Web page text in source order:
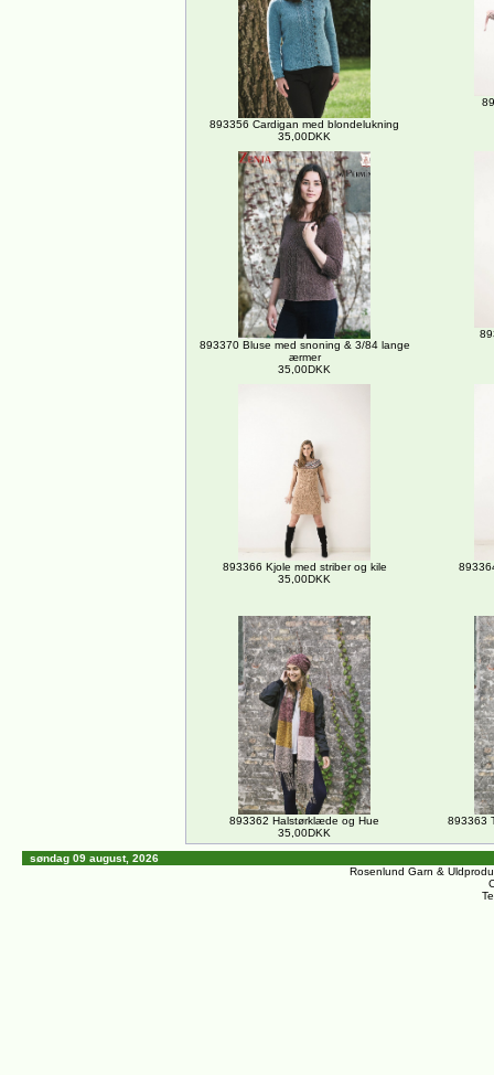
893356 Cardigan med blondelukning
35,00DKK
893370 Bluse med snoning & 3/84 lange
ærmer
35,00DKK
893366 Kjole med striber og kile
35,00DKK
893362 Halstørklæde og Hue
35,00DKK
893363
søndag 09 august, 2026
Rosenlund Garn &